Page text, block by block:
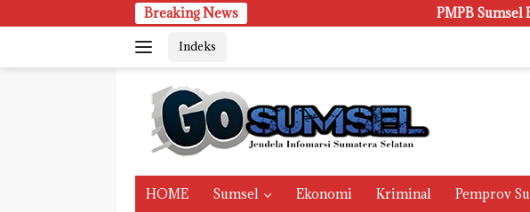
ke
Breaking News PMPB Sumsel Beri Panggung
Indeks
HOME Sumsel Ekonomi Kriminal Pemprov